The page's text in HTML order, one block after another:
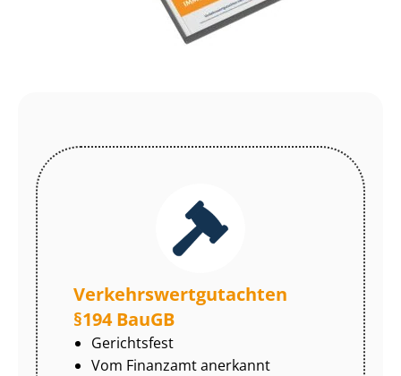
Ver­kehrs­wert­gut­ach­ten
§194 BauGB
Gerichtsfest
Vom Finanzamt anerkannt